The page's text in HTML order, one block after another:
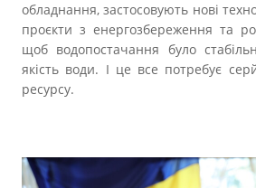
обладнання, застосовують нові
проєкти з енергозбереження та
щоб водопостачання було
якість води. І це все потребує
ресурсу.